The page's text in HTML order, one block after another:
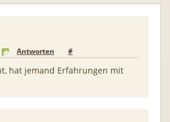
Antworten #
hat jemand Erfahrungen mit